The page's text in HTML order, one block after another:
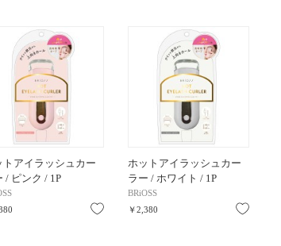
トアイラッシュカー
/ ピンク / 1P
お気に入り
ホットアイラッシュカー
ラー / ホワイト / 1P
BRiOSS
￥2,380